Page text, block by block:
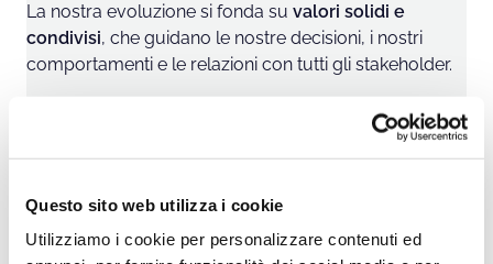
Questo sito web utilizza i cookie
Utilizziamo i cookie per personalizzare contenuti ed
La nostra evoluzione si fonda su valori solidi e
condivisi, che guidano le nostre decisioni, i nostri
comportamenti e le relazioni con tutti gli stakeholder.
Integrità, trasparenza, innovazione responsabilee
non sono solo dichiarazioni